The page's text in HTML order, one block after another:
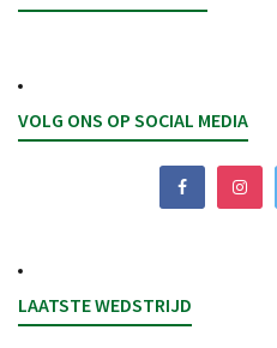
VOLG ONS OP SOCIAL MEDIA
LAATSTE WEDSTRIJD